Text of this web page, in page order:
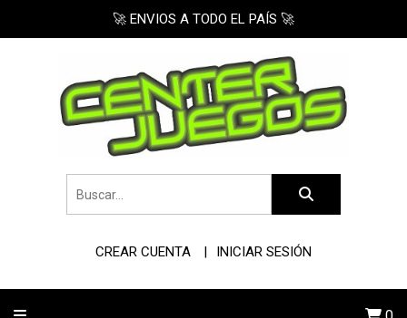
🚀 ENVIOS A TODO EL PAÍS 🚀
CREAR CUENTA INICIAR SESIÓN